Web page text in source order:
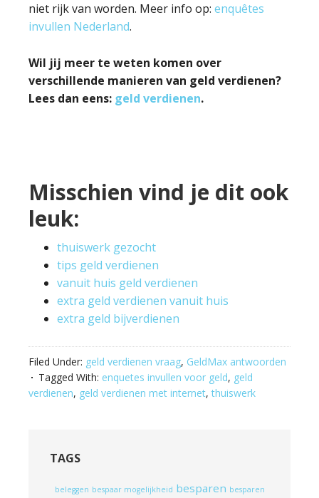
niet rijk van worden. Meer info op: enquêtes
invullen Nederland.
Wil jij meer te weten komen over
verschillende manieren van geld verdienen?
Lees dan eens: geld verdienen.
Misschien vind je dit ook
leuk:
thuiswerk gezocht
tips geld verdienen
vanuit huis geld verdienen
extra geld verdienen vanuit huis
extra geld bijverdienen
Filed Under: geld verdienen vraag, GeldMax antwoorden
Tagged With: enquetes invullen voor geld, geld
verdienen, geld verdienen met internet,thuiswerk
TAGS
beleggen bespaar mogelijkheid besparen besparen